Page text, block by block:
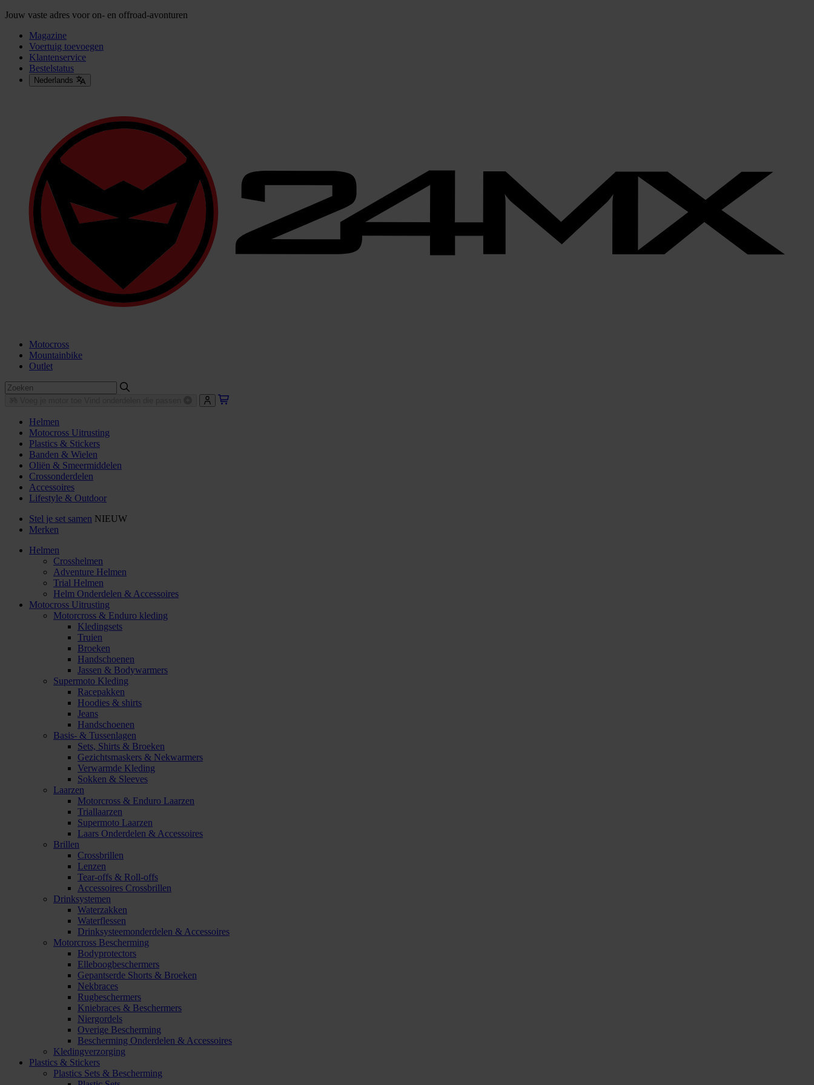
Jouw vaste adres voor on- en offroad-avonturen
Magazine
Voertuig toevoegen
Klantenservice
Bestelstatus
Nederlands
Motocross
Mountainbike
Outlet
Helmen
Motocross Uitrusting
Plastics & Stickers
Banden & Wielen
Oliën & Smeermiddelen
Crossonderdelen
Accessoires
Lifestyle & Outdoor
Stel je set samen NIEUW
Merken
Helmen
Crosshelmen
Adventure Helmen
Trial Helmen
Helm Onderdelen & Accessoires
Motocross Uitrusting
Motorcross & Enduro kleding
Kledingsets
Truien
Broeken
Handschoenen
Jassen & Bodywarmers
Supermoto Kleding
Racepakken
Hoodies & shirts
Jeans
Handschoenen
Basis- & Tussenlagen
Sets, Shirts & Broeken
Gezichtsmaskers & Nekwarmers
Verwarmde Kleding
Sokken & Sleeves
Laarzen
Motorcross & Enduro Laarzen
Triallaarzen
Supermoto Laarzen
Laars Onderdelen & Accessoires
Brillen
Crossbrillen
Lenzen
Tear-offs & Roll-offs
Accessoires Crossbrillen
Drinksystemen
Waterzakken
Waterflessen
Drinksysteemonderdelen & Accessoires
Motorcross Bescherming
Bodyprotectors
Elleboogbeschermers
Gepantserde Shorts & Broeken
Nekbraces
Rugbeschermers
Kniebraces & Beschermers
Niergordels
Overige Bescherming
Bescherming Onderdelen & Accessoires
Kledingverzorging
Plastics & Stickers
Plastics Sets & Bescherming